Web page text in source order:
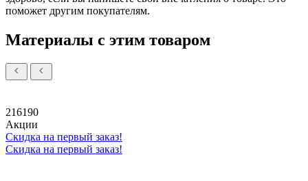
поможет другим покупателям.
Материалы с этим товаром
216190
Акции
Скидка на первый заказ!
Скидка на первый заказ!